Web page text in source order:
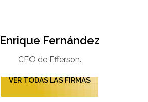
Enrique Fernández
CEO de Efferson.
VER TODAS LAS FIRMAS